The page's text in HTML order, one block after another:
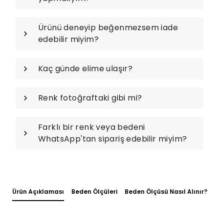
Ürünü deneyip beğenmezsem iade
edebilir miyim?
Kaç günde elime ulaşır?
Renk fotoğraftaki gibi mi?
Farklı bir renk veya bedeni
WhatsApp'tan sipariş edebilir miyim?
Ürün Açıklaması Beden Ölçüleri Beden Ölçüsü Nasıl Alınır?